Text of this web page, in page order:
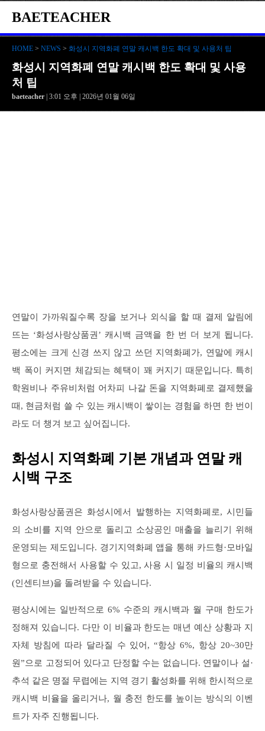
BAETEACHER
HOME > NEWS > 화성시 지역화폐 연말 캐시백 한도 확대 및 사용처 팁
화성시 지역화폐 연말 캐시백 한도 확대 및 사용
처 팁
baeteacher | 3:01 오후 | 2026년 01월 06일
연말이 가까워질수록 장을 보거나 외식을 할 때 결제 알림에
뜨는 ‘화성사랑상품권’ 캐시백 금액을 한 번 더 보게 됩니다.
평소에는 크게 신경 쓰지 않고 쓰던 지역화폐가, 연말에 캐시
백 폭이 커지면 체감되는 혜택이 꽤 커지기 때문입니다. 특히
학원비나 주유비처럼 어차피 나갈 돈을 지역화폐로 결제했을
때, 현금처럼 쓸 수 있는 캐시백이 쌓이는 경험을 하면 한 번이
라도 더 챙겨 보고 싶어집니다.
화성시 지역화폐 기본 개념과 연말 캐
시백 구조
화성사랑상품권은 화성시에서 발행하는 지역화폐로, 시민들
의 소비를 지역 안으로 돌리고 소상공인 매출을 늘리기 위해
운영되는 제도입니다. 경기지역화폐 앱을 통해 카드형·모바일
형으로 충전해서 사용할 수 있고, 사용 시 일정 비율의 캐시백
(인센티브)을 돌려받을 수 있습니다.
평상시에는 일반적으로 6% 수준의 캐시백과 월 구매 한도가
정해져 있습니다. 다만 이 비율과 한도는 매년 예산 상황과 지
자체 방침에 따라 달라질 수 있어, “항상 6%, 항상 20~30만
원”으로 고정되어 있다고 단정할 수는 없습니다. 연말이나 설·
추석 같은 명절 무렵에는 지역 경기 활성화를 위해 한시적으로
캐시백 비율을 올리거나, 월 충전 한도를 높이는 방식의 이벤
트가 자주 진행됩니다.